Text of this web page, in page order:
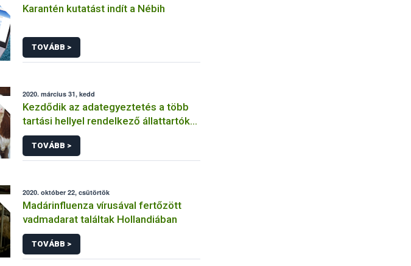
Karantén kutatást indít a Nébih
TOVÁBB >
2020. március 31, kedd
Kezdődik az adategyeztetés a több
tartási hellyel rendelkező állattartók
számára
TOVÁBB >
2020. október 22, csütörtök
Madárinfluenza vírusával fertőzött
vadmadarat találtak Hollandiában
TOVÁBB >